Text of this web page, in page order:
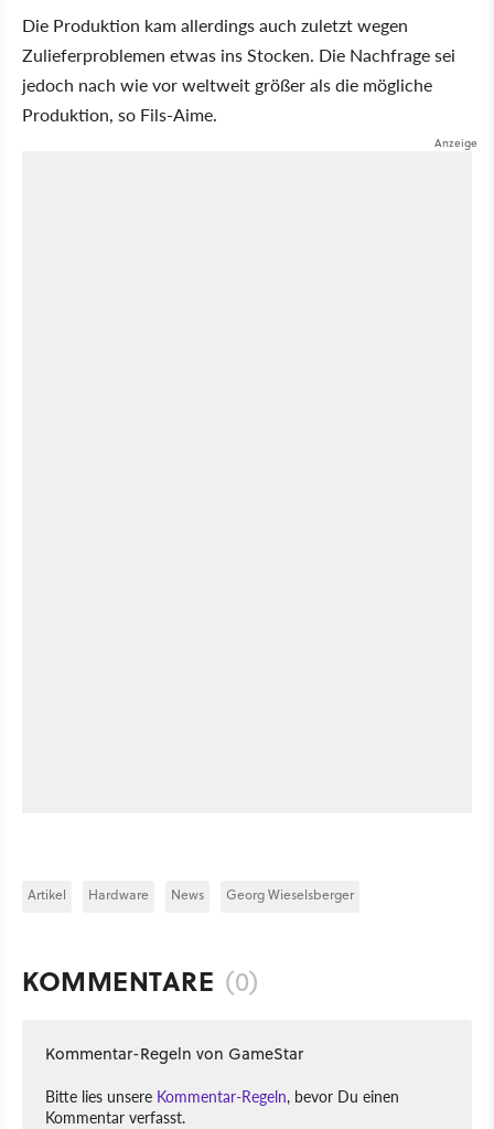
Die Produktion kam allerdings auch zuletzt wegen
Zulieferproblemen etwas ins Stocken. Die Nachfrage sei
jedoch nach wie vor weltweit größer als die mögliche
Produktion, so Fils-Aime.
Artikel Hardware News Georg Wieselsberger
KOMMENTARE (0)
Kommentar-Regeln von GameStar
Bitte lies unsere Kommentar-Regeln, bevor Du einen
Kommentar verfasst.